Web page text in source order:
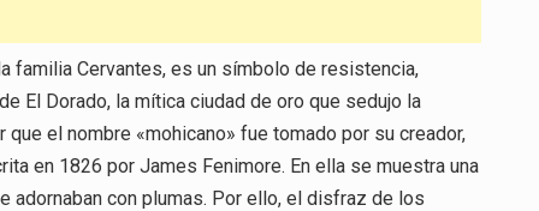
familia Cervantes, es un símbolo de resistencia,
El Dorado, la mítica ciudad de oro que sedujo la
el nombre «mohicano» fue tomado por su creador,
en 1826 por James Fenimore. En ella se muestra una
adornaban con plumas. Por ello, el disfraz de los